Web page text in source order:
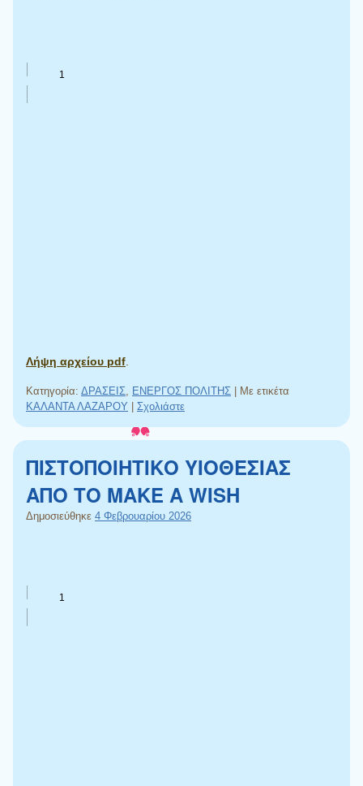
Λήψη αρχείου pdf
Κατηγορία: ΔΡΑΣΕΙΣ ΕΝΕΡΓΟΣ ΠΟΛΙΤΗΣ
Με ετικέτα
ΚΑΛΑΝΤΑ ΛΑΖΑΡΟΥ
Σχολιάστε
ΠΙΣΤΟΠΟΙΗΤΙΚΟ ΥΙΟΘΕΣΙΑΣ
ΑΠΟ ΤΟ MAKE A WISH
Δημοσιεύθηκε 4 Φεβρουαρίου 2026